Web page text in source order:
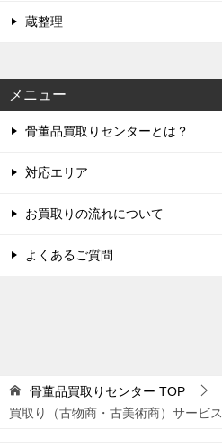
蔵整理
メニュー
骨董品買取りセンターとは？
対応エリア
お買取りの流れについて
よくあるご質問
骨董品買取りセンター TOP
買取り（古物商・古美術商）サービス